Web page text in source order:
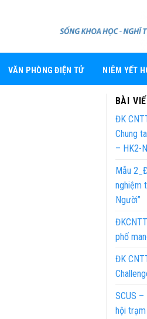
VĂN PHÒNG ĐIỆN TỬ NIÊM YẾT
BÀI
ĐK
Chung
– HK2-
Mẫu
nghiệm
Người”
phố
ĐK
SCUS –
hội trạm